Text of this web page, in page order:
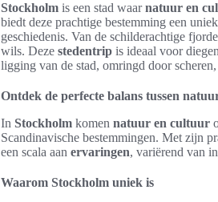
Stockholm is een stad waarnatuur en
biedt deze prachtige bestemming een
geschiedenis. Van de schilderachtige
wils. Deze stedentrip is ideaal voor
ligging van de stad, omringd door
Ontdek de perfecte balans tussen
In Stockholm komen natuur en cultuur
Scandinavische bestemmingen. Met zijn
een scala aan ervaringen, variërend van
Waarom Stockholm uniek is